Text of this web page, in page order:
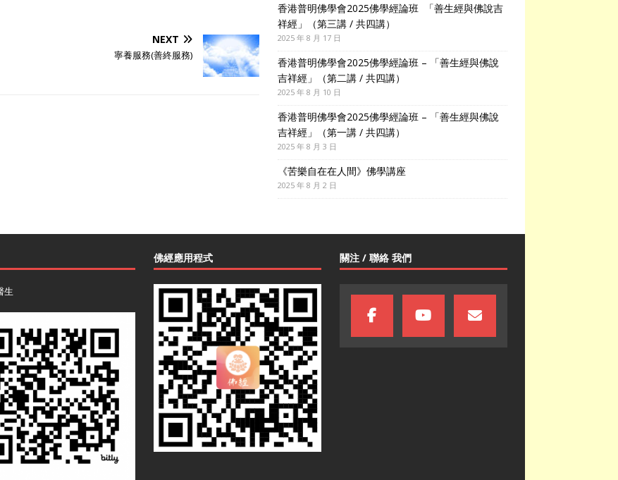
NEXT
寧養服務(善終服務)
香港普明佛學會2025佛學經論班 「善生經與佛說吉
祥經」（第三講 / 共四講）
2025 年 8 月 17 日
香港普明佛學會2025佛學經論班 – 「善生經與佛說
吉祥經」（第二講 / 共四講）
2025 年 8 月 10 日
香港普明佛學會2025佛學經論班 – 「善生經與佛說
吉祥經」（第一講 / 共四講）
2025 年 8 月 3 日
《苦樂自在在人間》佛學講座
2025 年 8 月 2 日
生
佛經應用程式 關注 / 聯絡 我們